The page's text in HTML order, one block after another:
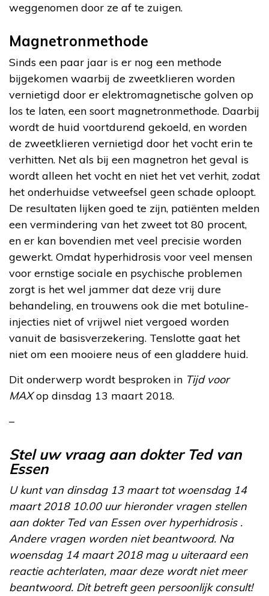
weggenomen door ze af te zuigen.
Magnetronmethode
Sinds een paar jaar is er nog een methode
bijgekomen waarbij de zweetklieren worden
vernietigd door er elektromagnetische golven op
los te laten, een soort magnetronmethode. Daarbij
wordt de huid voortdurend gekoeld, en worden
de zweetklieren vernietigd door het vocht erin te
verhitten. Net als bij een magnetron het geval is
wordt alleen het vocht en niet het vet verhit, zodat
het onderhuidse vetweefsel geen schade oploopt.
De resultaten lijken goed te zijn, patiënten melden
een vermindering van het zweet tot 80 procent,
en er kan bovendien met veel precisie worden
gewerkt. Omdat hyperhidrosis voor veel mensen
voor ernstige sociale en psychische problemen
zorgt is het wel jammer dat deze vrij dure
behandeling, en trouwens ook die met botuline-
injecties niet of vrijwel niet vergoed worden
vanuit de basisverzekering. Tenslotte gaat het
niet om een mooiere neus of een gladdere huid.
Dit onderwerp wordt besproken in Tijd voor
MAXop dinsdag 13 maart 2018.
–
Stel uw vraag aan dokter Ted van
Essen
U kunt van dinsdag 13 maart tot woensdag 14
maart 2018 10.00 uur hieronder vragen stellen
aan dokter Ted van Essen over hyperhidrosis .
Andere vragen worden niet beantwoord. Na
woensdag 14 maart 2018 mag u uiteraard een
reactie achterlaten, maar deze wordt niet meer
beantwoord. Dit betreft geen persoonlijk consult!